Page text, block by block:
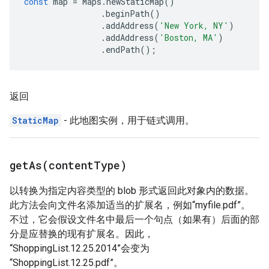
.beginPath()
.addAddress( 'New York, NY' )
.addAddress( 'Boston, MA' )
. endPath();
返回
StaticMap - 此地图实例，用于链式调用。
getAs(contentType)
以转换为指定内容类型的 blob 形式返回此对象内的数据。
此方法会向文件名添加适当的扩展名，例如“myfile.pdf”。
不过，它会假设文件名中最后一个句点（如果有）后面的部
分是应替换的现有扩展名。因此，
“ShoppingList.12.25.2014”会变为
“ShoppingList.12.25.pdf”。